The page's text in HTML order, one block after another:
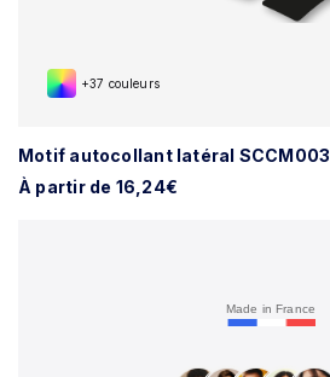
+37 couleurs
Motif autocollant latéral SCCM003
À partir de 16,24€
Made in France